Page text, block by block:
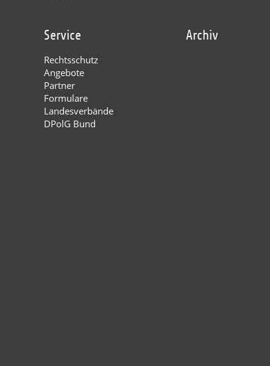
Service
Rechtsschutz
Angebote
Partner
Formulare
Landesverbände
DPolG Bund
Archiv